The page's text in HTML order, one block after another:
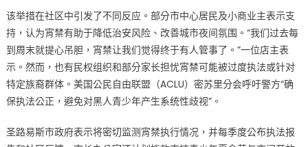
该举措在社区中引发了不同反应。部分市中心居民及小商业主表示支
持，认为宵禁有助于降低治安风险、改善城市夜间氛围。“我们过去每
到周末就提心吊胆，宵禁让我们觉得终于有人管事了。”一位店主表
示。然而，也有民权组织和部分家长担忧宵禁可能被过度执法或针对
特定族裔群体。美国公民自由联盟（ACLU）密苏里分会呼吁警方“确
保执法公正，避免对黑人青少年产生系统性歧视”。
圣路易斯市政府表示将密切监测宵禁执行情况，并每季度公布执法报